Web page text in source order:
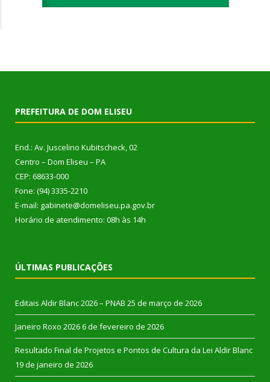
PREFEITURA DE DOM ELISEU
End.: Av. Juscelino Kubitscheck, 02
Centro – Dom Eliseu – PA
CEP: 68633-000
Fone: (94) 3335-2210
E-mail: gabinete@domeliseu.pa.gov.br
Horário de atendimento: 08h às 14h
ÚLTIMAS PUBLICAÇÕES
Editais Aldir Blanc 2026 – PNAB 25 de março de 2026
Janeiro Roxo 2026 6 de fevereiro de 2026
Resultado Final de Projetos e Pontos de Cultura da Lei Aldir Blanc
19 de janeiro de 2026